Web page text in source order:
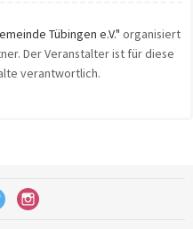
Tübingen e.V." organisiert
Der Veranstalter ist für diese
verantwortlich.